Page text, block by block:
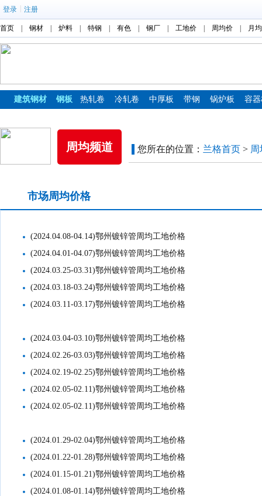
登录 注册
首页 钢材 炉料 特钢 有色 钢厂 工地价 周均价 月
建筑钢材 钢板 热轧卷 冷轧卷 中厚板 带钢 锅炉板 容
周均频道 您所在的位置： 兰格首页 >
市场周均价格
(2024.04.08-04.14)鄂州镀锌管周均工地价格
(2024.04.01-04.07)鄂州镀锌管周均工地价格
(2024.03.25-03.31)鄂州镀锌管周均工地价格
(2024.03.18-03.24)鄂州镀锌管周均工地价格
(2024.03.11-03.17)鄂州镀锌管周均工地价格
(2024.03.04-03.10)鄂州镀锌管周均工地价格
(2024.02.26-03.03)鄂州镀锌管周均工地价格
(2024.02.19-02.25)鄂州镀锌管周均工地价格
(2024.02.05-02.11)鄂州镀锌管周均工地价格
(2024.02.05-02.11)鄂州镀锌管周均工地价格
(2024.01.29-02.04)鄂州镀锌管周均工地价格
(2024.01.22-01.28)鄂州镀锌管周均工地价格
(2024.01.15-01.21)鄂州镀锌管周均工地价格
(2024.01.08-01.14)鄂州镀锌管周均工地价格